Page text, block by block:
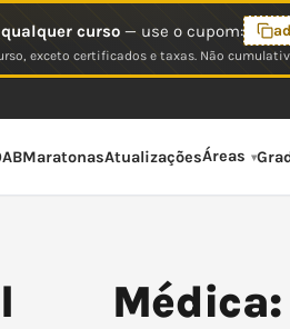
curso— use o cupom:
exceto certificados e taxas. Não
MaratonasAtualizaçõesÁreas
Médica: